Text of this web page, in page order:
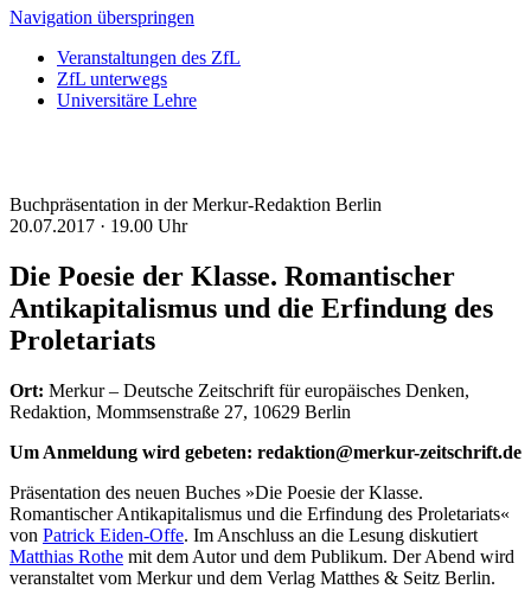
Navigation überspringen
Veranstaltungen des ZfL
ZfL unterwegs
Universitäre Lehre
Buchpräsentation in der Merkur-Redaktion Berlin
20.07.2017 · 19.00 Uhr
Die Poesie der Klasse. Romantischer
Antikapitalismus und die Erfindung des
Proletariats
Ort: Merkur – Deutsche Zeitschrift für europäisches Denken,
Redaktion, Mommsenstraße 27, 10629 Berlin
Um Anmeldung wird gebeten: redaktion@merkur-zeitschrift.de
Präsentation des neuen Buches »Die Poesie der Klasse.
Romantischer Antikapitalismus und die Erfindung des Proletariats«
von Patrick Eiden-Offe. Im Anschluss an die Lesung diskutiert
Matthias Rothe mit dem Autor und dem Publikum. Der Abend wird
veranstaltet vom Merkur und dem Verlag Matthes & Seitz Berlin.